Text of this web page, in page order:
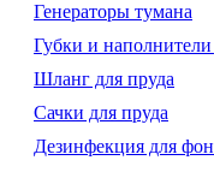
Генераторы тумана
Губки и
Шланг для пруда
Сачки для пруда
Дезинфекция для